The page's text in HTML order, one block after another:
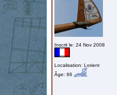
Inscrit le: 24 Nov 2008
Localisation: Lorient
Âge: 66